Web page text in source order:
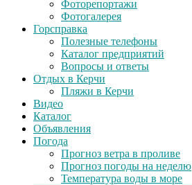
Фоторепортажи
Фотогалерея
Горсправка
Полезные телефоны
Каталог предприятий
Вопросы и ответы
Отдых в Керчи
Пляжи в Керчи
Видео
Каталог
Объявления
Погода
Прогноз ветра в проливе
Прогноз погоды на неделю
Температура воды в море